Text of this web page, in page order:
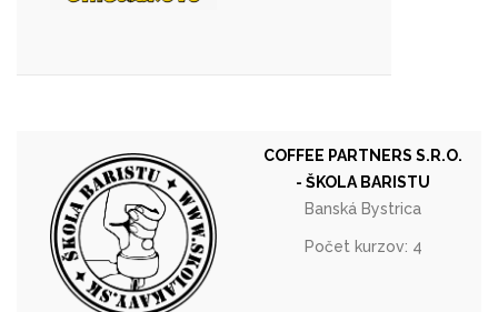
COFFEE PARTNERS S.R.O.
- ŠKOLA BARISTU
Banská Bystrica
Počet kurzov: 4